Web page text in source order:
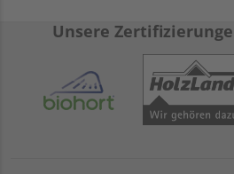
Unsere